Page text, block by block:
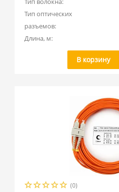
Тип оптических
разъемов:
Длина, м:
В корзину
(0)